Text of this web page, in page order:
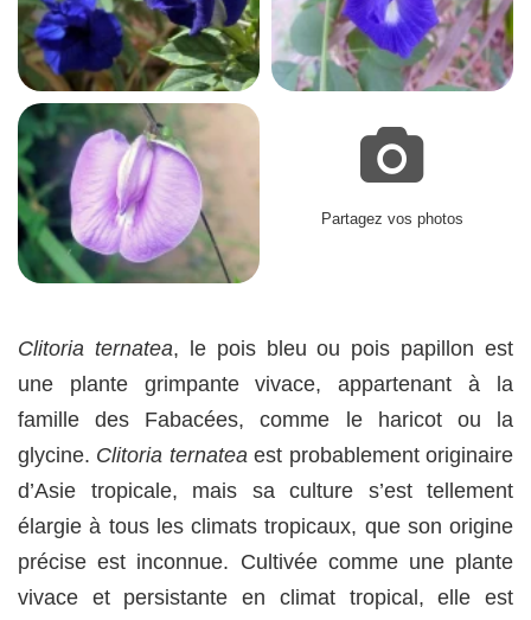
Partagez vos photos
Clitoria ternatea, le pois bleu ou pois papillon est
une plante grimpante vivace, appartenant à la
famille des Fabacées, comme le haricot ou la
glycine. Clitoria ternateaest probablement originaire
d’Asie tropicale, mais sa culture s’est tellement
élargie à tous les climats tropicaux, que son origine
précise est inconnue. Cultivée comme une plante
vivace et persistante en climat tropical, elle est